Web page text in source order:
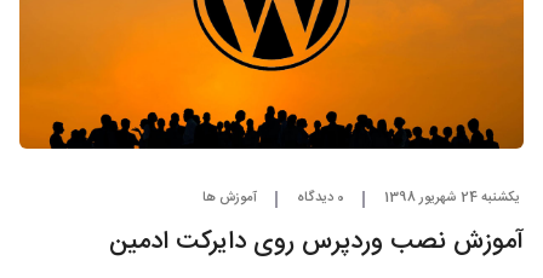
یکشنبه 24 شهریور 1398 0 دیدگاه آموزش ها
آموزش نصب وردپرس روی دایرکت ادمین